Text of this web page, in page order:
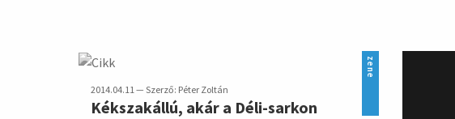
zene
2014.04.11 — Szerző: Péter Zoltán
Kékszakállú, akár a Déli-sarkon